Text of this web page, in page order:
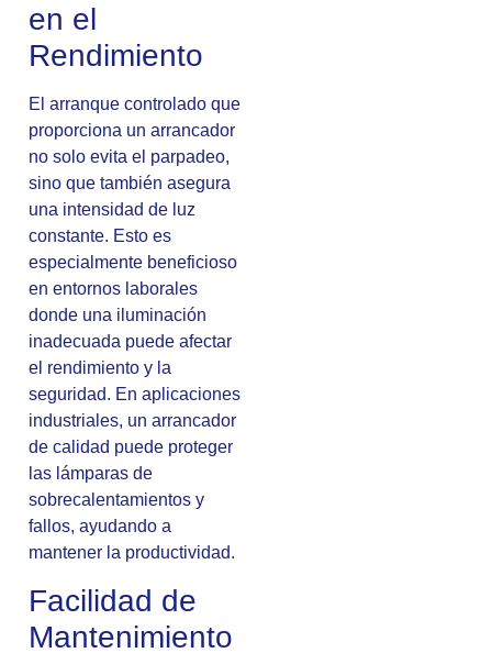
en el
Rendimiento
El arranque controlado que
proporciona un arrancador
no solo evita el parpadeo,
sino que también asegura
una intensidad de luz
constante. Esto es
especialmente beneficioso
en entornos laborales
donde una iluminación
inadecuada puede afectar
el rendimiento y la
seguridad. En aplicaciones
industriales, un arrancador
de calidad puede proteger
las lámparas de
sobrecalentamientos y
fallos, ayudando a
mantener la productividad.
Facilidad de
Mantenimiento